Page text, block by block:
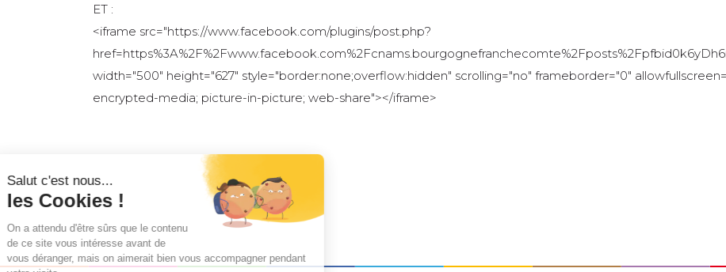
ET :
<iframe src="https://www.facebook.com/plugins/post.php?
width="500" height="627" style="border:none;overflow:hidden" scrolling="no" frameborder="0"
encrypted-media; picture-in-picture; web-share"></iframe>